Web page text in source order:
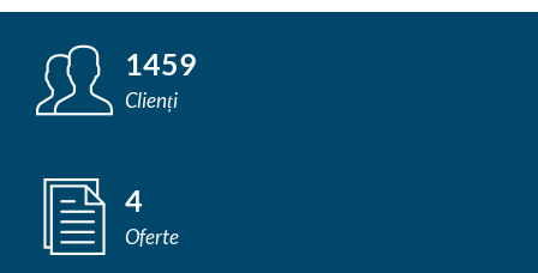
1459
Clienți
4
Oferte